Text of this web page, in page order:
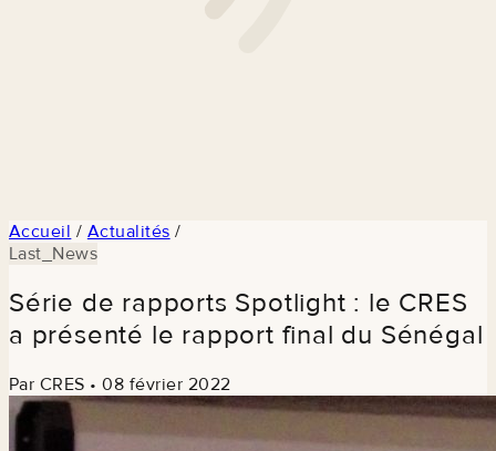
Accueil / Actualités /
Last_News
Série de rapports Spotlight : le CRES
a présenté le rapport final du Sénégal
Par CRES • 08 février 2022